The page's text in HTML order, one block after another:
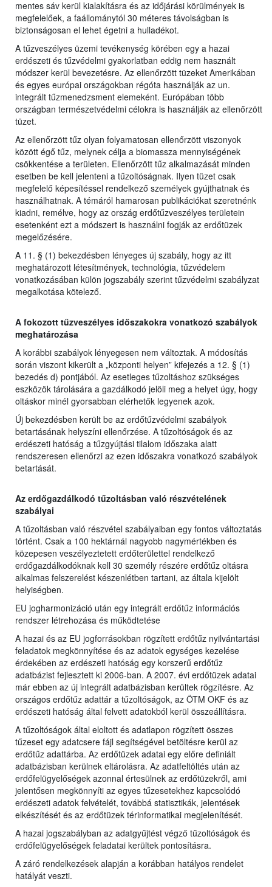
mentes sáv kerül kialakításra és az időjárási körülmények is
megfelelőek, a faállománytól 30 méteres távolságban is
biztonságosan el lehet égetni a hulladékot.
A tűzveszélyes üzemi tevékenység körében egy a hazai
erdészeti és tűzvédelmi gyakorlatban eddig nem használt
módszer kerül bevezetésre. Az ellenőrzött tüzeket Amerikában
és egyes európai országokban régóta használják az un.
integrált tűzmenedzsment elemeként. Európában több
országban természetvédelmi célokra is használják az ellenőrzött
tüzet.
Az ellenőrzött tűz olyan folyamatosan ellenőrzött viszonyok
között égő tűz, melynek célja a biomassza mennyiségének
csökkentése a területen. Ellenőrzött tűz alkalmazását minden
esetben be kell jelenteni a tűzoltóságnak. Ilyen tüzet csak
megfelelő képesítéssel rendelkező személyek gyújthatnak és
használhatnak. A témáról hamarosan publikációkat szeretnénk
kiadni, remélve, hogy az ország erdőtűzveszélyes területein
esetenként ezt a módszert is használni fogják az erdőtüzek
megelőzésére.
A 11. § (1) bekezdésben lényeges új szabály, hogy az itt
meghatározott létesítmények, technológia, tűzvédelem
vonatkozásában külön jogszabály szerint tűzvédelmi szabályzat
megalkotása kötelező.
A fokozott tűzveszélyes időszakokra vonatkozó szabályok
meghatározása
A korábbi szabályok lényegesen nem változtak. A módosítás
során viszont kikerült a „központi helyen” kifejezés a 12. § (1)
bezedés d) pontjából. Az esetleges tűzoltáshoz szükséges
eszközök tárolására a gazdálkodó jelöli meg a helyet úgy, hogy
oltáskor minél gyorsabban elérhetők legyenek azok.
Új bekezdésben került be az erdőtűzvédelmi szabályok
betartásának helyszíni ellenőrzése. A tűzoltóságok és az
erdészeti hatóság a tűzgyújtási tilalom időszaka alatt
rendszeresen ellenőrzi az ezen időszakra vonatkozó szabályok
betartását.
Az erdőgazdálkodó tűzoltásban való részvételének
szabályai
A tűzoltásban való részvétel szabályaiban egy fontos változtatás
történt. Csak a 100 hektárnál nagyobb nagymértékben és
közepesen veszélyeztetett erdőterülettel rendelkező
erdőgazdálkodóknak kell 30 személy részére erdőtűz oltásra
alkalmas felszerelést készenlétben tartani, az általa kijelölt
helyiségben.
EU jogharmonizáció után egy integrált erdőtűz információs
rendszer létrehozása és működtetése
A hazai és az EU jogforrásokban rögzített erdőtűz nyilvántartási
feladatok megkönnyítése és az adatok egységes kezelése
érdekében az erdészeti hatóság egy korszerű erdőtűz
adatbázist fejlesztett ki 2006-ban. A 2007. évi erdőtüzek adatai
már ebben az új integrált adatbázisban kerültek rögzítésre. Az
országos erdőtűz adattár a tűzoltóságok, az ÖTM OKF és az
erdészeti hatóság által felvett adatokból kerül összeállításra.
A tűzoltóságok által eloltott és adatlapon rögzített összes
tűzeset egy adatcsere fájl segítségével betöltésre kerül az
erdőtűz adattárba. Az erdőtüzek adatai egy előre definiált
adatbázisban kerülnek eltárolásra. Az adatfeltöltés után az
erdőfelügyelőségek azonnal értesülnek az erdőtüzekről, ami
jelentősen megkönnyíti az egyes tűzesetekhez kapcsolódó
erdészeti adatok felvételét, továbbá statisztikák, jelentések
elkészítését és az erdőtüzek térinformatikai megjelenítését.
A hazai jogszabályban az adatgyűjtést végző tűzoltóságok és
erdőfelügyelőségek feladatai kerültek pontosításra.
A záró rendelkezések alapján a korábban hatályos rendelet
hatályát veszti.